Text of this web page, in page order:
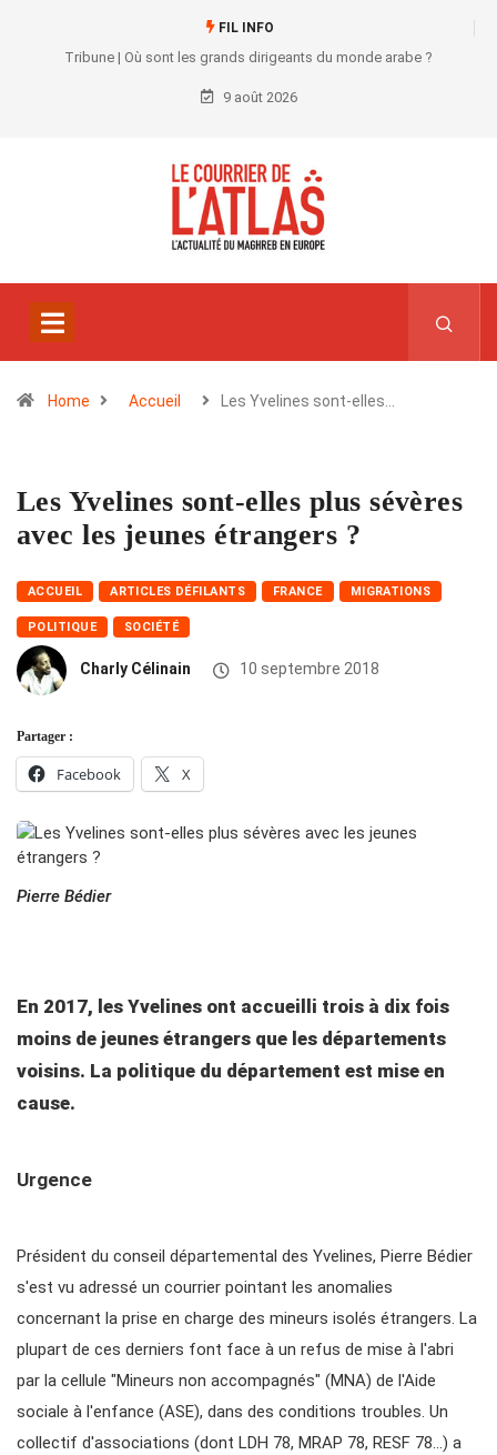
FIL INFO
Tribune | Où sont les grands dirigeants du monde arabe ?
9 août 2026
Home Accueil Les Yvelines sont-elles…
Les Yvelines sont-elles plus sévères
avec les jeunes étrangers ?
ACCUEIL ARTICLES DÉFILANTS FRANCE MIGRATIONS
POLITIQUE SOCIÉTÉ
Charly Célinain 10 septembre 2018
Partager :
Facebook X
Pierre Bédier
En 2017, les Yvelines ont accueilli trois à dix fois
moins de jeunes étrangers que les départements
voisins. La politique du département est mise en
cause.
Urgence
Président du conseil départemental des Yvelines, Pierre Bédier
s'est vu adressé un courrier pointant les anomalies
concernant la prise en charge des mineurs isolés étrangers. La
plupart de ces derniers font face à un refus de mise à l'abri
par la cellule "Mineurs non accompagnés" (MNA) de l'Aide
sociale à l'enfance (ASE), dans des conditions troubles. Un
collectif d'associations (dont LDH 78, MRAP 78, RESF 78…) a